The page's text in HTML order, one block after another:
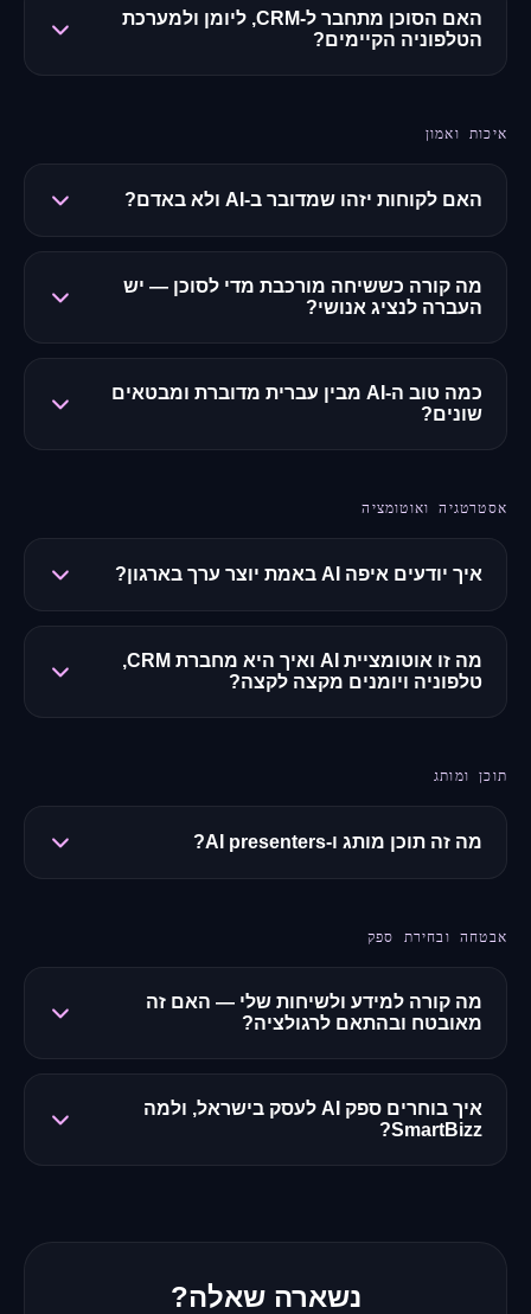
האם הסוכן מתחבר ל-CRM, ליומן ולמערכת
הטלפוניה הקיימים?
איכות ואמון
האם לקוחות יזהו שמדובר ב-AI ולא באדם?
מה קורה כששיחה מורכבת מדי לסוכן — יש
העברה לנציג אנושי?
כמה טוב ה-AI מבין עברית מדוברת ומבטאים
שונים?
אסטרטגיה ואוטומציה
איך יודעים איפה AI באמת יוצר ערך בארגון?
מה זו אוטומציית AI ואיך היא מחברת CRM,
טלפוניה ויומנים מקצה לקצה?
תוכן ומותג
מה זה תוכן מותג ו-AI presenters?
אבטחה ובחירת ספק
מה קורה למידע ולשיחות שלי — האם זה
מאובטח ובהתאם לרגולציה?
איך בוחרים ספק AI לעסק בישראל, ולמה
SmartBizz?
נשארה שאלה?